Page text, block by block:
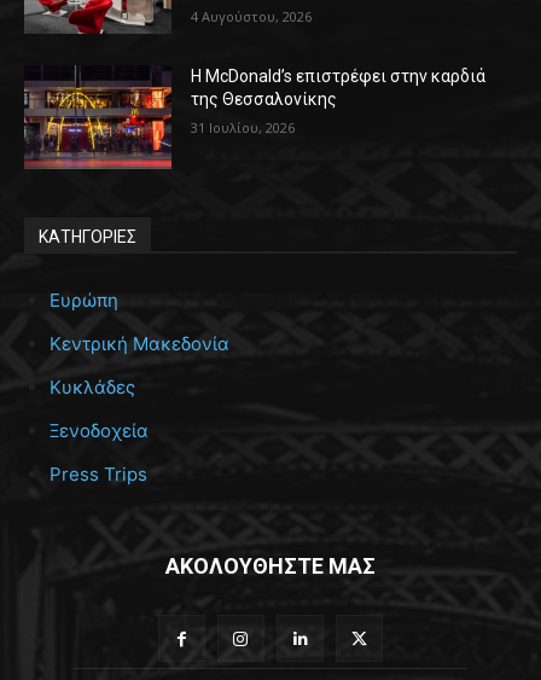
4 Αυγούστου, 2026
Η McDonald’s επιστρέφει στην καρδιά
της Θεσσαλονίκης
31 Ιουλίου, 2026
ΚΑΤΗΓΟΡΙΕΣ
Ευρώπη
Κεντρική Μακεδονία
Κυκλάδες
Ξενοδοχεία
Press Trips
ΑΚΟΛΟΥΘΗΣΤΕ ΜΑΣ